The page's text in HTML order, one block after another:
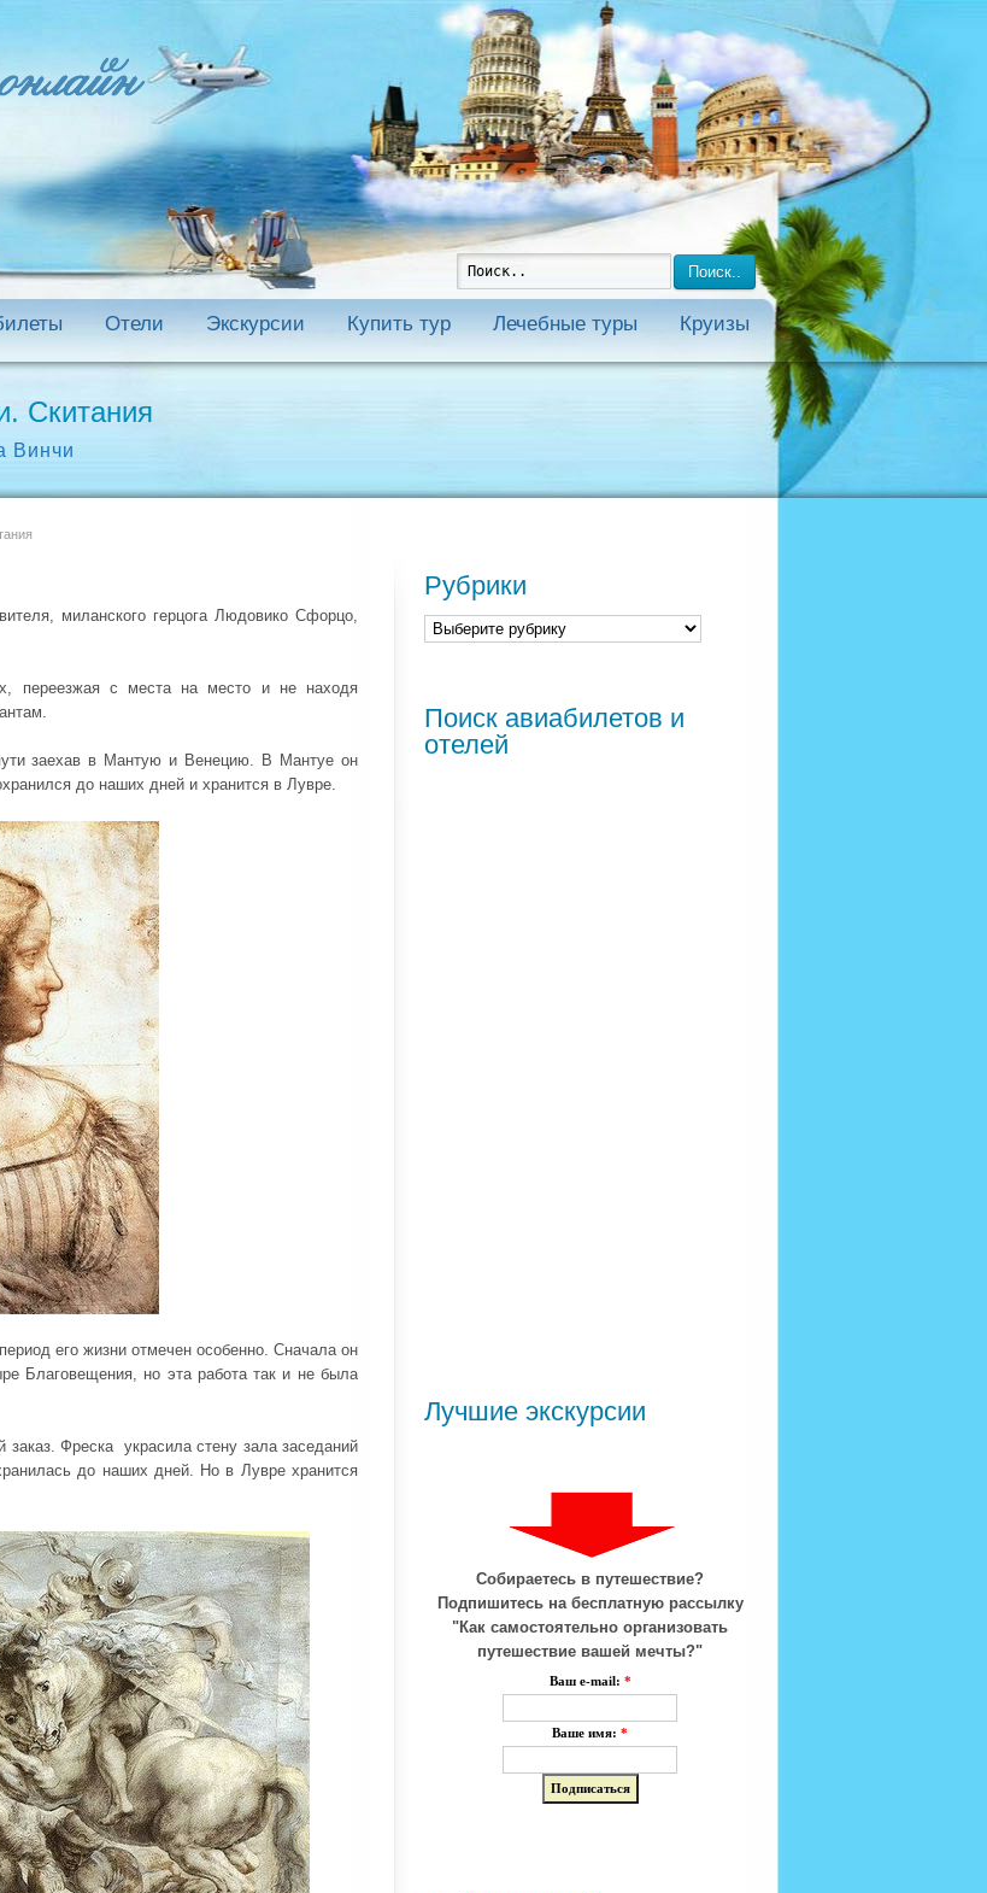
Поиск..
Отели Экскурсии Купить тур Лечебные туры Круизы
Скитания
Винчи
миланского герцога Людовико Сфорцо,
переезжая с места на место и не находя
заехав в Мантую и Венецию. В Мантуе он
до наших дней и хранится в Лувре.
его жизни отмечен особенно. Сначала он
Благовещения, но эта работа так и не была
Фреска украсила стену зала заседаний
до наших дней. Но в Лувре хранится
Рубрики
Поиск авиабилетов и
отелей
Лучшие экскурсии
Собираетесь в путешествие?
Подпишитесь на бесплатную рассылку
"Как самостоятельно организовать
путешествие вашей мечты?"
Ваш e-mail: *
Ваше имя: *